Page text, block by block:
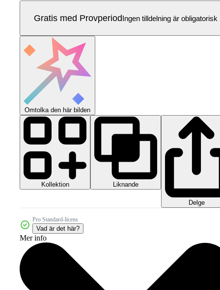
Gratis med ProvperiodIngen tilldelning är obligatorisk
Omtolka den här bilden
Kollektion Liknande
Delge
Pro Standard-licens
Vad är det här?
Mer info